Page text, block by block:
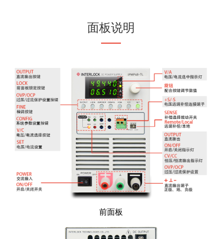
面板说明
前面板